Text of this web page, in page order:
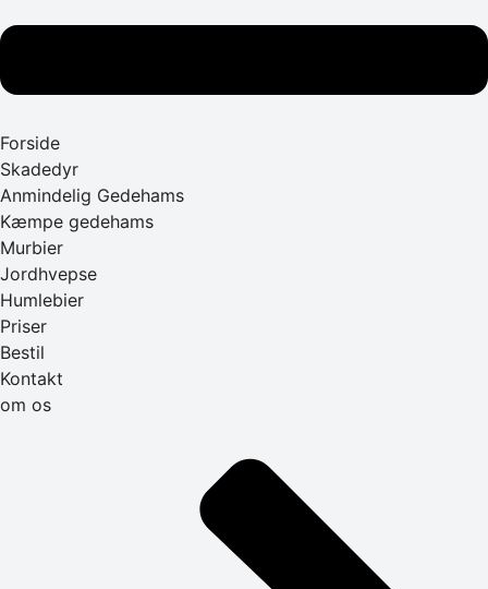
Forside
Skadedyr
Anmindelig Gedehams
Kæmpe gedehams
Murbier
Jordhvepse
Humlebier
Priser
Bestil
Kontakt
om os